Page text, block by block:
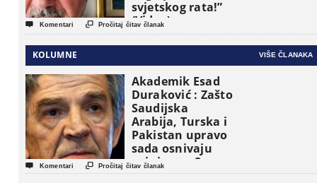
svjetskog rata!”
(Video)
 Komentari  Pročitaj čitav članak
KOLUMNE VIŠE ČLANAKA
Akademik Esad
Duraković : Zašto
Saudijska
Arabija, Turska i
Pakistan upravo
sada osnivaju
vojni savez?
 Komentari  Pročitaj čitav članak